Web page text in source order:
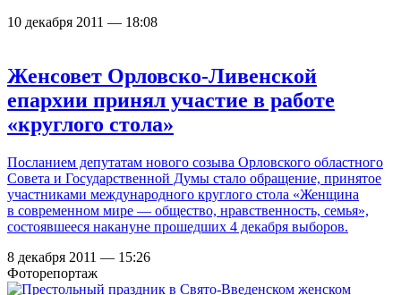
10 декабря 2011 — 18:08
Женсовет Орловско-Ливенской
епархии принял участие в работе
«круглого стола»
Посланием депутатам нового созыва Орловского областного
Совета и Государственной Думы стало обращение, принятое
участниками международного круглого стола «Женщина
в современном мире — общество, нравственность, семья»,
состоявшееся накануне прошедших 4 декабря выборов.
8 декабря 2011 — 15:26
Фоторепортаж